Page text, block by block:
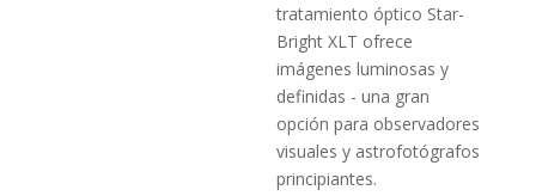
tratamiento óptico Star­
Bright XLT ofrece
imágenes luminosas y
definidas ­- una gran
opción para observadores
visuales y astrofotógrafos
principiantes.